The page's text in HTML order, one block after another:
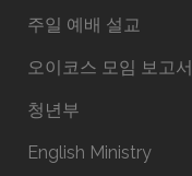
주일 예배 설교
오이코스 모임 보고서
청년부
English Ministry